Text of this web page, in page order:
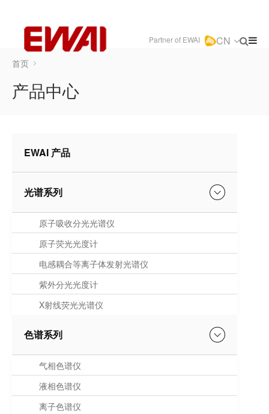
Partner of EWAI CN
首页
产品中心
EWAI 产品
光谱系列
原子吸收分光光谱仪
原子荧光光度计
电感耦合等离子体发射光谱仪
紫外分光光度计
X射线荧光光谱仪
色谱系列
气相色谱仪
液相色谱仪
离子色谱仪